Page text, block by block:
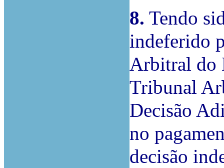
8. Tendo
indeferido
Arbitral do
Tribunal
Decisão
no
decisão